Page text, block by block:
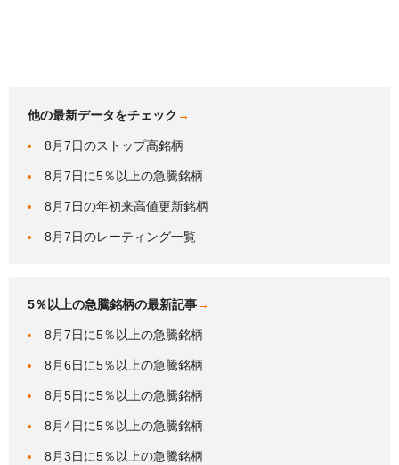
他の最新データをチェック →
8月7日のストップ高銘柄
8月7日に5％以上の急騰銘柄
8月7日の年初来高値更新銘柄
8月7日のレーティング一覧
5％以上の急騰銘柄の最新記事→
8月7日に5％以上の急騰銘柄
8月6日に5％以上の急騰銘柄
8月5日に5％以上の急騰銘柄
8月4日に5％以上の急騰銘柄
8月3日に5％以上の急騰銘柄